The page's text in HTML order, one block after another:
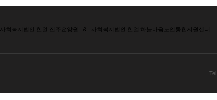
사회복지법인 한얼 진주요양원 & 사회복지법인 한얼 하늘마음노인통합지원센터